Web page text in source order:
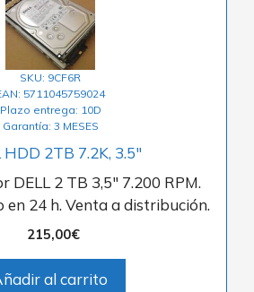
SKU: 9CF6R
5711045759024
Plazo entrega: 10D
Garantía: 3 MESES
HDD 2TB 7.2K, 3.5″
DELL 2 TB 3,5″ 7.200 RPM.
en 24 h. Venta a distribución.
215,00€
al carrito